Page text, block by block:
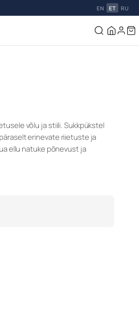
EN ET RU
võlu ja stiili. Sukkpükstel
erinevate riietuste ja
ellu natuke põnevust ja